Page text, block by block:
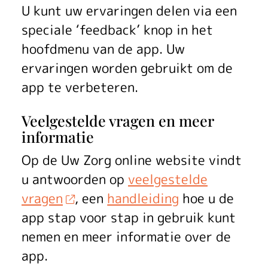
U kunt uw ervaringen delen via een
speciale ‘feedback’ knop in het
hoofdmenu van de app. Uw
ervaringen worden gebruikt om de
app te verbeteren.
Veelgestelde vragen en meer
informatie
Op de Uw Zorg online website vindt
u antwoorden op veelgestelde
vragen
, een handleiding hoe u de
app stap voor stap in gebruik kunt
nemen en meer informatie over de
app.